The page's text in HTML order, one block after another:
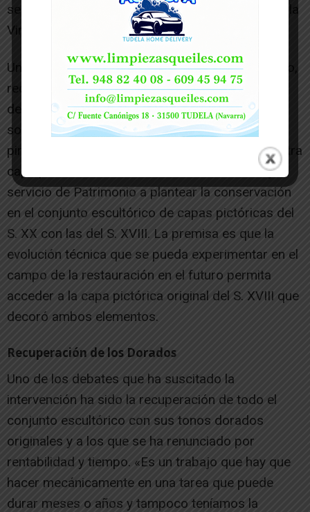
senectud frente a los grandes y jóvenes ojos de la
Virgen».
Uno de los momentos más delicados del proceso,
reconoce el conservador, ha sido la restauración
de la capa que cubre a Santa Ana y el libro que
sostiene la patrona de Tudela, ya que bajo la
pintura del S. XX no se aprecia la existencia de otra
capa pictórica. Esta situación llevó a Iturbide y al
servicio de Patrimonio a plantear la conservación
en el conjunto escultórico de capas pictóricas del
S. XX con las del S. XVIII. La premisa es que la
evolución técnica que se pueda experimentar en el
campo de la restauración en el futuro permita
acceder a la capa pictórica original del S. XVIII que
decoró ambos elementos.
Recuperación de los Dorados
Uno de los debates que ha suscitado la
intervención ha sido la recuperación de todo el
conjunto escultórico con sus tonos dorados
originales y a los que se ha renunciado por
rentabilidad y tiempo. «Es un trabajo que hay que
hacer mecánicamente en una tarea que puede
durar meses o años y tampoco teníamos la